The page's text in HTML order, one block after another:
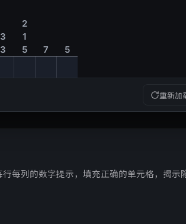
重新加
列的数字提示，填充正确的单元格，揭示